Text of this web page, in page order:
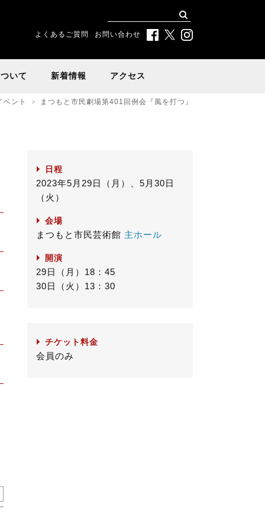
よくあるご質問 お問い合わせ
いて 新着情報 アクセス
ベント まつもと市民劇場第401回例会『風を打つ』
日程
2023年5月29日（月）、5月30日
（火）
会場
まつもと市民芸術館 主ホール
開演
29日（月）18：45
30日（火）13：30
チケット料金
会員のみ